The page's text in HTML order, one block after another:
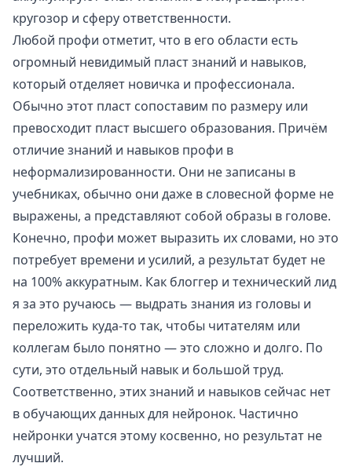
кругозор и сферу ответственности.
Любой профи отметит, что в его области есть
огромный невидимый пласт знаний и навыков,
который отделяет новичка и профессионала.
Обычно этот пласт сопоставим по размеру или
превосходит пласт высшего образования. Причём
отличие знаний и навыков профи в
неформализированности. Они не записаны в
учебниках, обычно они даже в словесной форме не
выражены, а представляют собой образы в голове.
Конечно, профи может выразить их словами, но это
потребует времени и усилий, а результат будет не
на 100% аккуратным. Как блоггер и технический лид
я за это ручаюсь — выдрать знания из головы и
переложить куда-то так, чтобы читателям или
коллегам было понятно — это сложно и долго. По
сути, это отдельный навык и большой труд.
Соответственно, этих знаний и навыков сейчас нет
в обучающих данных для нейронок. Частично
нейронки учатся этому косвенно, но результат не
лучший.